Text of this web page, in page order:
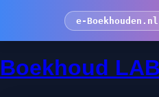
e-
Boekhoud LAB